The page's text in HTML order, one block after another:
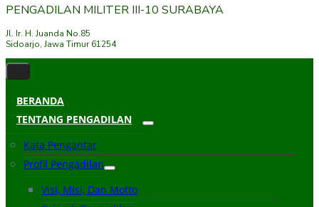
PENGADILAN MILITER III-10 SURABAYA
Jl. Ir. H. Juanda No.85
Sidoarjo, Jawa Timur 61254
BERANDA
TENTANG PENGADILAN
Kata Pengantar
Profil Pengadilan
Visi, Misi, Dan Motto